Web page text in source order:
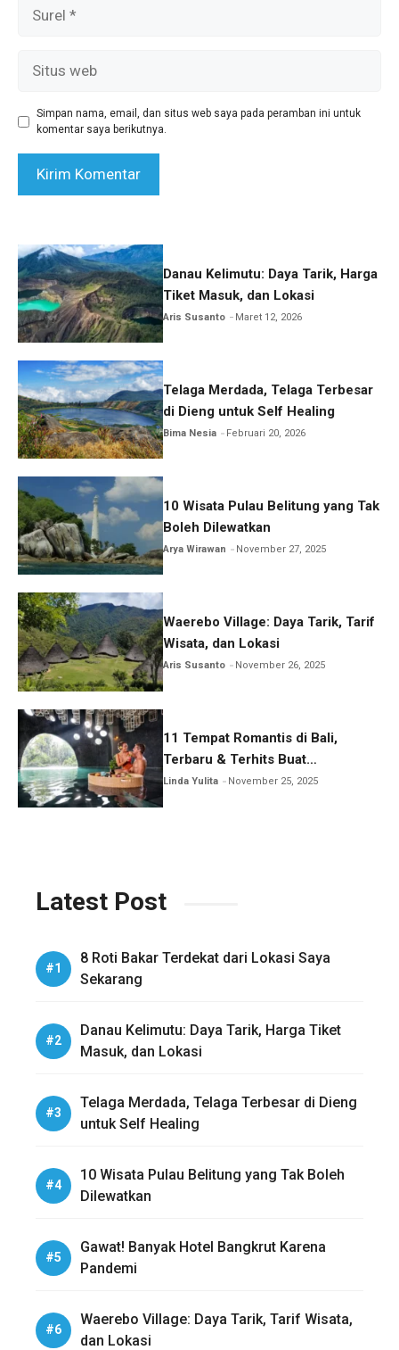
Simpan nama, email, dan situs web saya pada peramban ini untuk
komentar saya berikutnya.
Danau Kelimutu: Daya Tarik, Harga
Tiket Masuk, dan Lokasi
Aris Susanto Maret 12, 2026
Telaga Merdada, Telaga Terbesar
di Dieng untuk Self Healing
Bima Nesia Februari 20, 2026
10 Wisata Pulau Belitung yang Tak
Boleh Dilewatkan
Arya Wirawan November 27, 2025
Waerebo Village: Daya Tarik, Tarif
Wisata, dan Lokasi
Aris Susanto November 26, 2025
11 Tempat Romantis di Bali,
Terbaru & Terhits Buat
Honeymoon
Linda Yulita November 25, 2025
Latest Post
8 Roti Bakar Terdekat dari Lokasi Saya
Sekarang
Danau Kelimutu: Daya Tarik, Harga Tiket
Masuk, dan Lokasi
Telaga Merdada, Telaga Terbesar di Dieng
untuk Self Healing
10 Wisata Pulau Belitung yang Tak Boleh
Dilewatkan
Gawat! Banyak Hotel Bangkrut Karena
Pandemi
Waerebo Village: Daya Tarik, Tarif Wisata,
dan Lokasi